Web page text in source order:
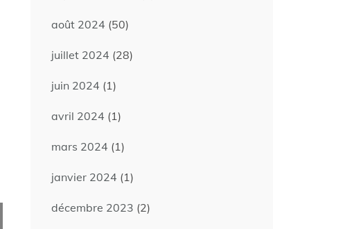
août 2024 (50)
juillet 2024 (28)
juin 2024 (1)
avril 2024 (1)
mars 2024 (1)
janvier 2024 (1)
décembre 2023 (2)